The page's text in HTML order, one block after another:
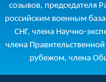
созывов, председателя
российским военным
СНГ, члена Научно-
члена
рубежом, члена